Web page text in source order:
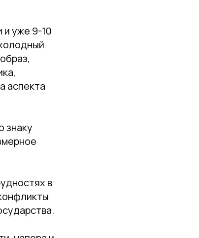
и уже 9-10
аспекта
знаку
в